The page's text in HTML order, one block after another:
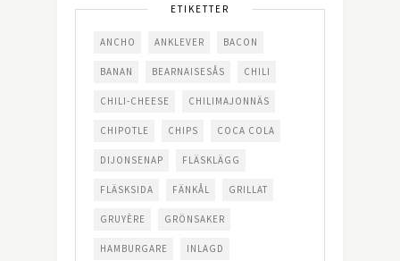
ETIKETTER
ANCHO ANKLEVER BACON
BANAN BEARNAISESÅS CHILI
CHILI-CHEESE CHILIMAJONNÄS
CHIPOTLE CHIPS COCA COLA
DIJONSENAP FLÄSKLÄGG
FLÄSKSIDA FÄNKÅL GRILLAT
GRUYÈRE GRÖNSAKER
HAMBURGARE INLAGD